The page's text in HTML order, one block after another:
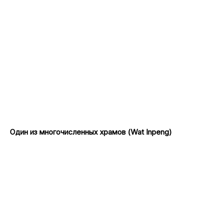
Один из многочисленных храмов (Wat Inpeng)